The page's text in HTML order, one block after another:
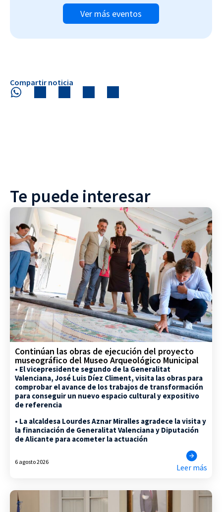
Ver más eventos
Compartir noticia
Te puede interesar
Continúan las obras de ejecución del proyecto
museográfico del Museo Arqueológico Municipal
• El vicepresidente segundo de la Generalitat
Valenciana, José Luis Díez Climent, visita las obras para
comprobar el avance de los trabajos de transformación
para conseguir un nuevo espacio cultural y expositivo
de referencia
• La alcaldesa Lourdes Aznar Miralles agradece la visita y
la financiación de Generalitat Valenciana y Diputación
de Alicante para acometer la actuación
6 agosto 2026
Leer más